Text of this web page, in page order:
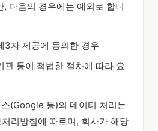
, 다음의 경우에는 예외로 합니
3자 제공에 동의한 경우
관 등이 적법한 절차에 따라 요
(Google 등)의 데이터 처리는
리방침에 따르며, 회사가 해당